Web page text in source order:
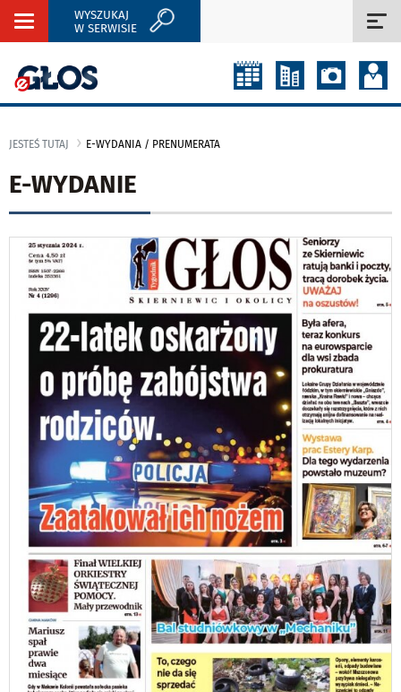
Rozwiń
WYSZUKAJ
W SERWISIE
JESTEŚ TUTAJ E-WYDANIA / PRENUMERATA
E-WYDANIE